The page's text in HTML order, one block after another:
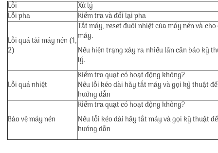
Lỗi
Xử lý
Lỗi pha
Kiểm tra và đổi lại pha
Lỗi quá tải máy nén (1,
2)
Tắt máy, reset đuôi nhiệt của máy nén và
máy.
Nếu hiện trạng xảy ra nhiều lần cần báo kỹ
lý.
Lỗi quá nhiệt
Kiểm tra quạt có hoạt động không?
Nếu lỗi kéo dài hãy tắt máy và gọi kỹ thuật
hướng dẫn
Bảo vệ máy nén
Kiểm tra quạt có hoạt động không?
Nếu lỗi kéo dài hãy tắt máy và gọi kỹ thuật
hướng dẫn